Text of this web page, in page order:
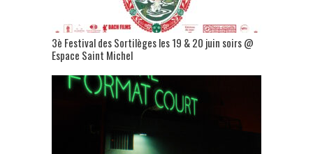
3è Festival des Sortilèges les 19 & 20 juin soirs @
Espace Saint Michel